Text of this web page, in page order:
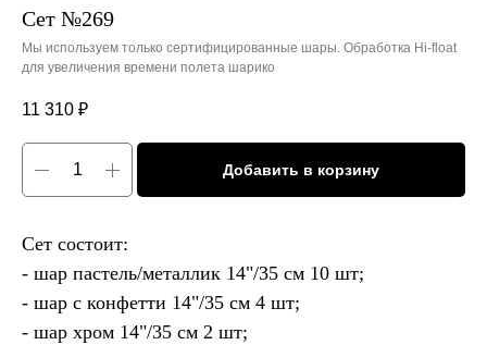
Сет №269
Мы используем только сертифицированные шары. Обработка Hi-float
для увеличения времени полета шарико
11 310 ₽
Добавить в корзину
Сет состоит:
- шар пастель/металлик 14"/35 см 10 шт;
- шар с конфетти 14"/35 см 4 шт;
- шар хром 14"/35 см 2 шт;